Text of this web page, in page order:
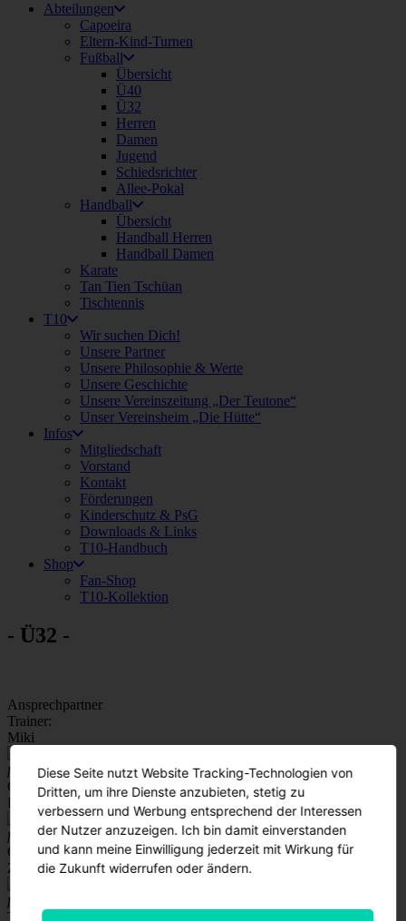
Abteilungen
Capoeira
Eltern-Kind-Turnen
Fußball
Übersicht
Ü40
Ü32
Herren
Damen
Jugend
Schiedsrichter
Allee-Pokal
Handball
Übersicht
Handball Herren
Handball Damen
Karate
Tan Tien Tschüan
Tischtennis
T10
Wir suchen Dich!
Unsere Partner
Unsere Philosophie & Werte
Unsere Geschichte
Unsere Vereinszeitung „Der Teutone“
Unser Vereinsheim „Die Hütte“
Infos
Mitgliedschaft
Vorstand
Kontakt
Förderungen
Kinderschutz & PsG
Downloads & Links
T10-Handbuch
Shop
Fan-Shop
T10-Kollektion
- Ü32 -
Ansprechpartner
Trainer:
Miki
fussball-ue32@teutonia10.de
Co-Trainer:
Daniel
fussball-ue32@teutonia10.de
Co-Trainer:
Zoki
fussball-ue32@teutonia10.de
Trainingszeiten
Diese Seite nutzt Website Tracking-Technologien von
Dritten, um ihre Dienste anzubieten, stetig zu
verbessern und Werbung entsprechend der Interessen
der Nutzer anzuzeigen. Ich bin damit einverstanden
und kann meine Einwilligung jederzeit mit Wirkung für
die Zukunft widerrufen oder ändern.